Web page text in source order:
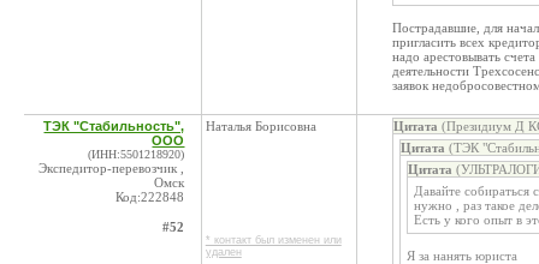
Пострадавшие, для
пригласить всех
надо арестовывать
деятельности
заявок
ТЭК "Стабильность",
ООО
(ИНН:5501218920)
Экспедитор-перевозчик ,
Омск
Код:222848
#52
Наталья Борисовна
* контакт был изменен или
удален
Цитата (Президиум Д
Цитата (ТЭК
Цитата
Давайте собираться
нужно , раз такое
Есть у кого опыт в
Я за нанять юриста